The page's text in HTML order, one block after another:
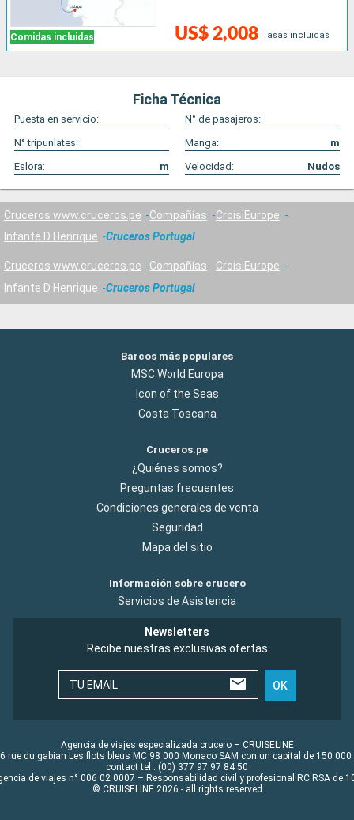
Comidas incluidas US$ 2,008 Tasas incluidas
Ficha Técnica
Puesta en servicio:
N° de pasajeros:
N° tripunlates:
Manga:
m
Eslora:
m Velocidad: Nudos
Cruceros www.cruceros.pe Compañías
CroisiEurope
Infante D Henrique
Cruceros Portugal
Cruceros www.cruceros.pe Compañías
CroisiEurope
Infante D Henrique
Cruceros Portugal
Barcos más populares
MSC World Europa
Icon of the Seas
Costa Toscana
Cruceros.pe
¿Quiénes somos?
Preguntas frecuentes
Condiciones generales de venta
Seguridad
Mapa del sitio
Información sobre crucero
Servicios de Asistencia
Newsletters
Recibe nuestras exclusivas ofertas
TU EMAIL OK
Agencia de viajes especializada crucero – CRUISELINE
rue du gabian Les flots bleus MC 98 000 Monaco SAM con un capital de 150 000
contact tel : (00) 377 97 97 84 50
de viajes n° 006 02 0007 – Responsabilidad civil y profesional RC RSA de
© CRUISELINE 2026 - all rights reserved